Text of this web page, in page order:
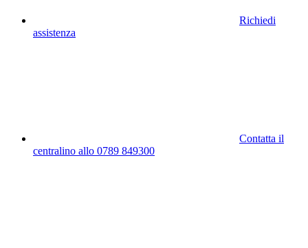
Richiedi
assistenza
Contatta il
centralino allo 0789 849300